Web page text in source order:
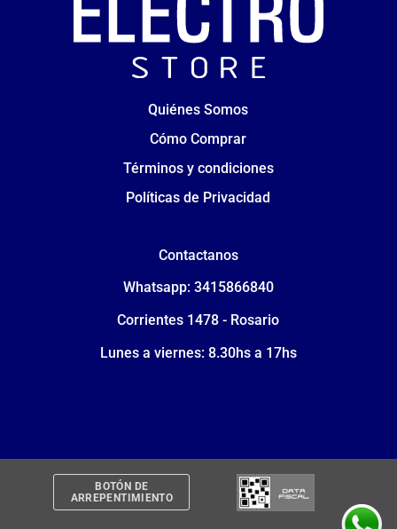
Quiénes Somos
Cómo Comprar
Términos y condiciones
Políticas de Privacidad
Contactanos
Whatsapp: 3415866840
Corrientes 1478 - Rosario
Lunes a viernes: 8.30hs a 17hs
BOTÓN DE
ARREPENTIMIENTO